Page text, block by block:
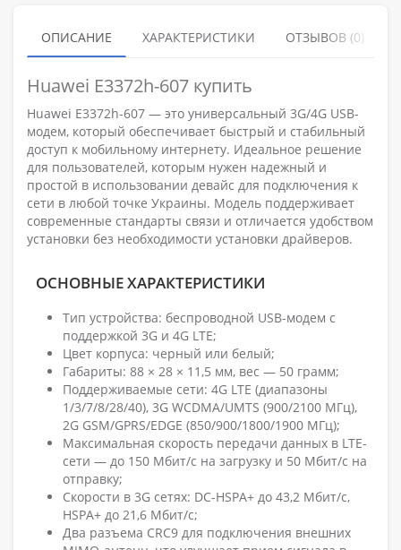
ОПИСАНИЕ ХАРАКТЕРИСТИКИ ОТЗЫВОВ (0)
Huawei E3372h-607 купить
Huawei E3372h-607 — это универсальный 3G/4G USB-
модем, который обеспечивает быстрый и стабильный
доступ к мобильному интернету. Идеальное решение
для пользователей, которым нужен надежный и
простой в использовании девайс для подключения к
сети в любой точке Украины. Модель поддерживает
современные стандарты связи и отличается удобством
установки без необходимости установки драйверов.
ОСНОВНЫЕ ХАРАКТЕРИСТИКИ
Тип устройства: беспроводной USB-модем с
поддержкой 3G и 4G LTE;
Цвет корпуса: черный или белый;
Габариты: 88 × 28 × 11,5 мм, вес — 50 грамм;
Поддерживаемые сети: 4G LTE (диапазоны
1/3/7/8/28/40), 3G WCDMA/UMTS (900/2100 МГц),
2G GSM/GPRS/EDGE (850/900/1800/1900 МГц);
Максимальная скорость передачи данных в LTE-
сети — до 150 Мбит/с на загрузку и 50 Мбит/с на
отправку;
Скорости в 3G сетях: DC-HSPA+ до 43,2 Мбит/с,
HSPA+ до 21,6 Мбит/с;
Два разъема CRC9 для подключения внешних